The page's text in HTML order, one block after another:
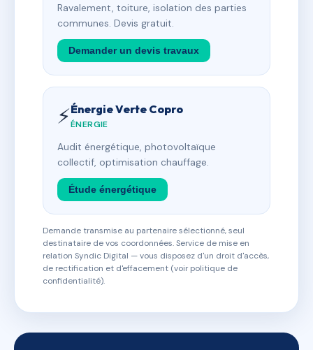
Ravalement, toiture, isolation des parties
communes. Devis gratuit.
Demander un devis travaux
⚡Énergie Verte Copro
ÉNERGIE
Audit énergétique, photovoltaïque
collectif, optimisation chauffage.
Étude énergétique
Demande transmise au partenaire sélectionné, seul
destinataire de vos coordonnées. Service de mise en
relation Syndic Digital — vous disposez d'un droit d'accès,
de rectification et d'effacement (voir politique de
confidentialité).